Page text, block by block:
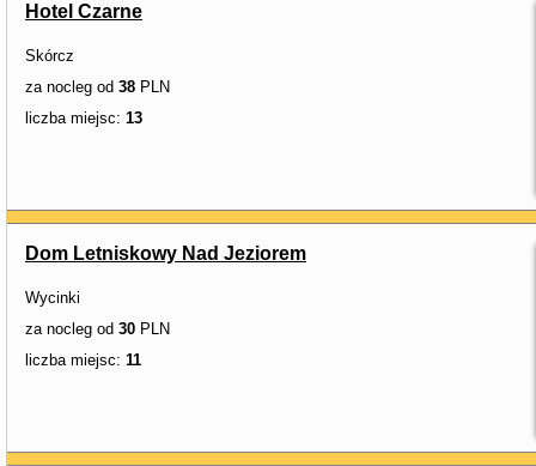
Hotel Czarne
Skórcz
za nocleg od 38 PLN
liczba miejsc: 13
Dom Letniskowy Nad Jeziorem
Wycinki
za nocleg od 30 PLN
liczba miejsc: 11